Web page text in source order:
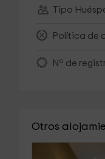
Tipo
Política de
Nº de
Otros